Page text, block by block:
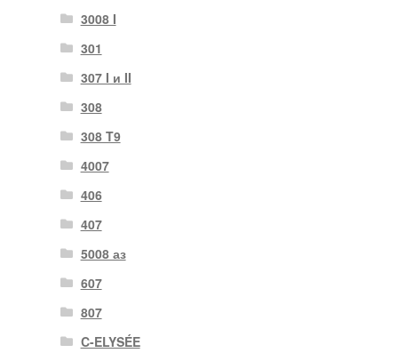
3008 I
301
307 I и II
308
308 T9
4007
406
407
5008 аз
607
807
C-ELYSÉE